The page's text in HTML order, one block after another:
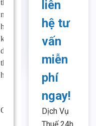
thực phẩm bị ô
nhiễm, gây ảnh
hưởng đến sức
khỏe người tiêu
dùng có phải bồi
thường thiệt hại
hay không?
Có. □
liên
hệ tư
vấn
miễn
phí
ngay!
Dịch Vụ